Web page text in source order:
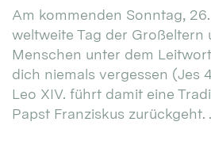
Am kommenden Sonntag,
weltweite Tag der Großeltern
Menschen unter dem
dich niemals vergessen (Jes
Leo XIV. führt damit eine
Papst Franziskus zurückgeht.